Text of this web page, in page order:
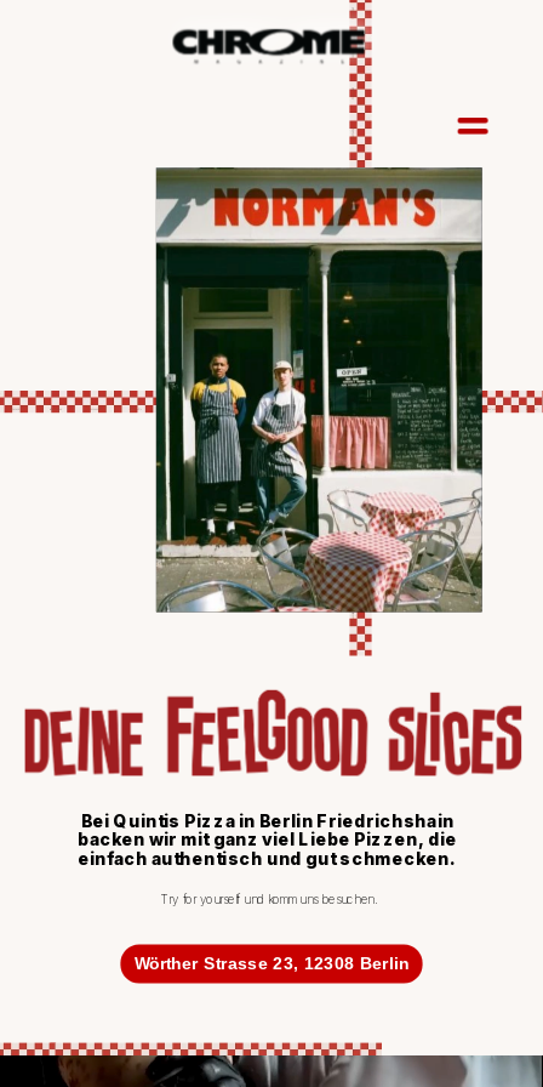
Wörther Strasse 23, 12308 Berlin
Bei Quintis Pizza in Berlin Friedrichshain
backen wir mit ganz viel Liebe Pizzen, die
einfach authentisch und gut schmecken.
Try for yourself und komm uns besuchen.